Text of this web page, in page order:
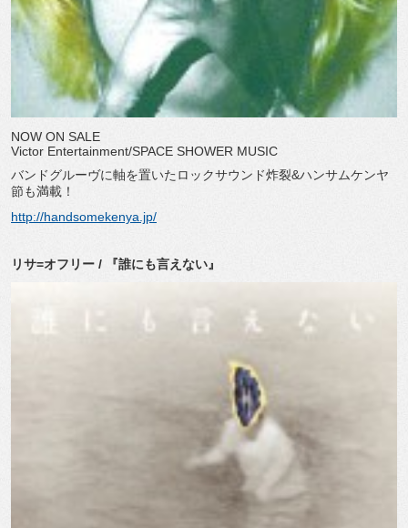
NOW ON SALE
Victor Entertainment/SPACE SHOWER MUSIC
バンドグルーヴに軸を置いたロックサウンド炸裂&ハンサムケンヤ
節も満載！
http://handsomekenya.jp/
リサ=オフリー / 『誰にも言えない』